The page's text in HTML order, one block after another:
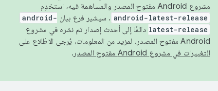
مشروع Android مفتوح المصدر والمساهمة فيه، استخدِم
android-latest-release . سيشير فرع بيان android-
latest-release دائمًا إلى أحدث إصدار تم نشره في مشروع
Android مفتوح المصدر. لمزيد من المعلومات، يُرجى الاطّلاع على
التغييرات في مشروع Android مفتوح المصدر
.